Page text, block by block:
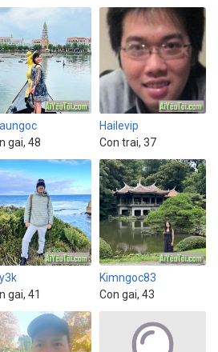
gai, 48
Hailevip
Con trai, 37
gai, 41
Kimngoc83
Con gai, 43